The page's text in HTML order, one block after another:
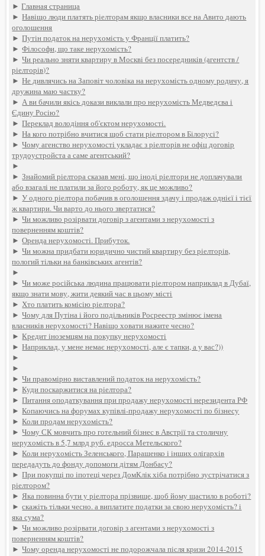
►Главная страница
►Навіщо люди платять ріелторам якщо власники все на Авито дають
оголошення
►Путін податок на нерухомість у Франції платить?
►Філософи, що таке нерухомість?
►Чи реально зняти квартиру в Москві без посередників (агентств /
ріелторів)?
►Не дивлячись на Заповіт чоловіка на нерухомість одному родичу, я
дружина маю частку?
►А ви бачили якісь докази виклали про нерухомість Медведєва і
Єдину Росію?
►Переклад володіння об'єктом нерухомості.
►На кого потрібно вчитися щоб стати ріелтором в Білорусі?
►Чому агенство нерухомості укладає з ріелторів не офіц договір
трудоустройста а саме агентський?
►
►Знайомий ріелтора сказав мені, що іноді ріелтори не доплачували
або взагалі не платили за його роботу, як це можливо?
►У одного ріелтора побачив в оголошення здачу і продаж однієї і тієї
ж квартири. Чи варто до нього звертатися?
►Чи можливо розірвати договір з агентами з нерухомості з
поверненням коштів?
►Оренда нерухомості. Прибуток.
►Чи можна придбати юридично чистий квартиру без ріелторів,
пологий тільки на банківських агентів?
►
►Чи може російська людина працювати ріелтором наприклад в Дубаї,
якщо знати мову, жити деякий час в цьому місті
►Хто платить комісію ріелтора?
►Чому для Путіна і його подільників Росреестр змінює імена
власників нерухомості? Навіщо ховати нажите чесно?
►Кредит іноземцям на покупку нерухомості
►Наприклад, у мене немає нерухомості, але є тапки, а у вас?))
►
►
►Чи правомірно виставлений податок на нерухомість?
►Куди поскаржитися на ріелтора?
►Питання оподаткування при продажу нерухомості нерезидента РФ
►Копаючись на форумах купівлі-продажу нерухомості по бізнесу
►Коли продам нерухомість?
►Чому СК мовчить про готельний бізнес в Австрії та столичну
нерухомість в 5,7 млрд руб. едросса Метельского?
►Коли нерухомість Зеленського, Парашенко і інших олігархів
передадуть до фонду допомоги дітям Донбасу?
►При покупці по іпотеці через ДомКлік хіба потрібно зустрічатися з
ріелтором?
►Яка повинна бути у ріелтора прізвище, щоб йому щастило в роботі?
►скажіть тільки чесно. а виплатите податки за свою нерухомість? і
яка сума?
►Чи можливо розірвати договір з агентами з нерухомості з
поверненням коштів?
►Чому оренда нерухомості не подорожчала після кризи 2014-2015